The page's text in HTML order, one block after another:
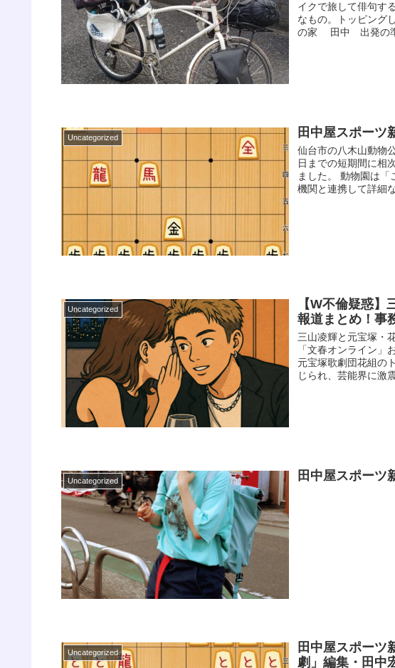
イクで旅して俳句す
なもの。トッピング
の家 田中 出発の準
Uncategorized 田中屋スポーツ
仙台市の八木山動物
日までの短期間に相
ました。 動物園は
機関と連携して詳細
Uncategorized
【W不倫疑惑
報道まとめ！事
三山凌輝と元宝塚・
「文春オンライン」
元宝塚歌劇団花組の
じられ、芸能界に激
Uncategorized 田中屋スポーツ
Uncategorized
田中屋スポーツ
劇」編集・田中